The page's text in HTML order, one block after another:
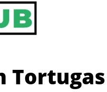
Tortugas